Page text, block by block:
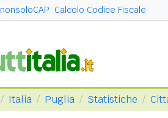
nonsoloCAP Calcolo Codice Fiscale
Italia Puglia Statistiche